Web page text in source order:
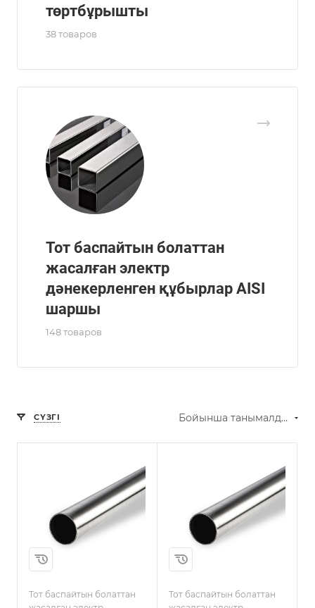
төртбұрышты
38 товаров
Тот баспайтын болаттан
жасалған электр
дәнекерленген құбырлар AISI
шаршы
148 товаров
СҮЗГІ Бойынша танымалдық (ұлғайту)
Тот баспайтын болаттан
(08Х18Н10)
Размер, мм
ұзындығы
Тот баспайтын болаттан